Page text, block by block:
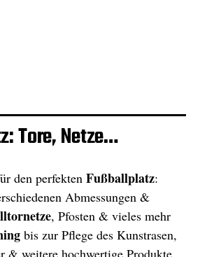
Tore, Netze…
den perfektenFußballplatz:
Abmessungen &
, Pfosten & vieles mehr
bis zur Pflege des Kunstrasen,
& weitere hochwertige Produkte